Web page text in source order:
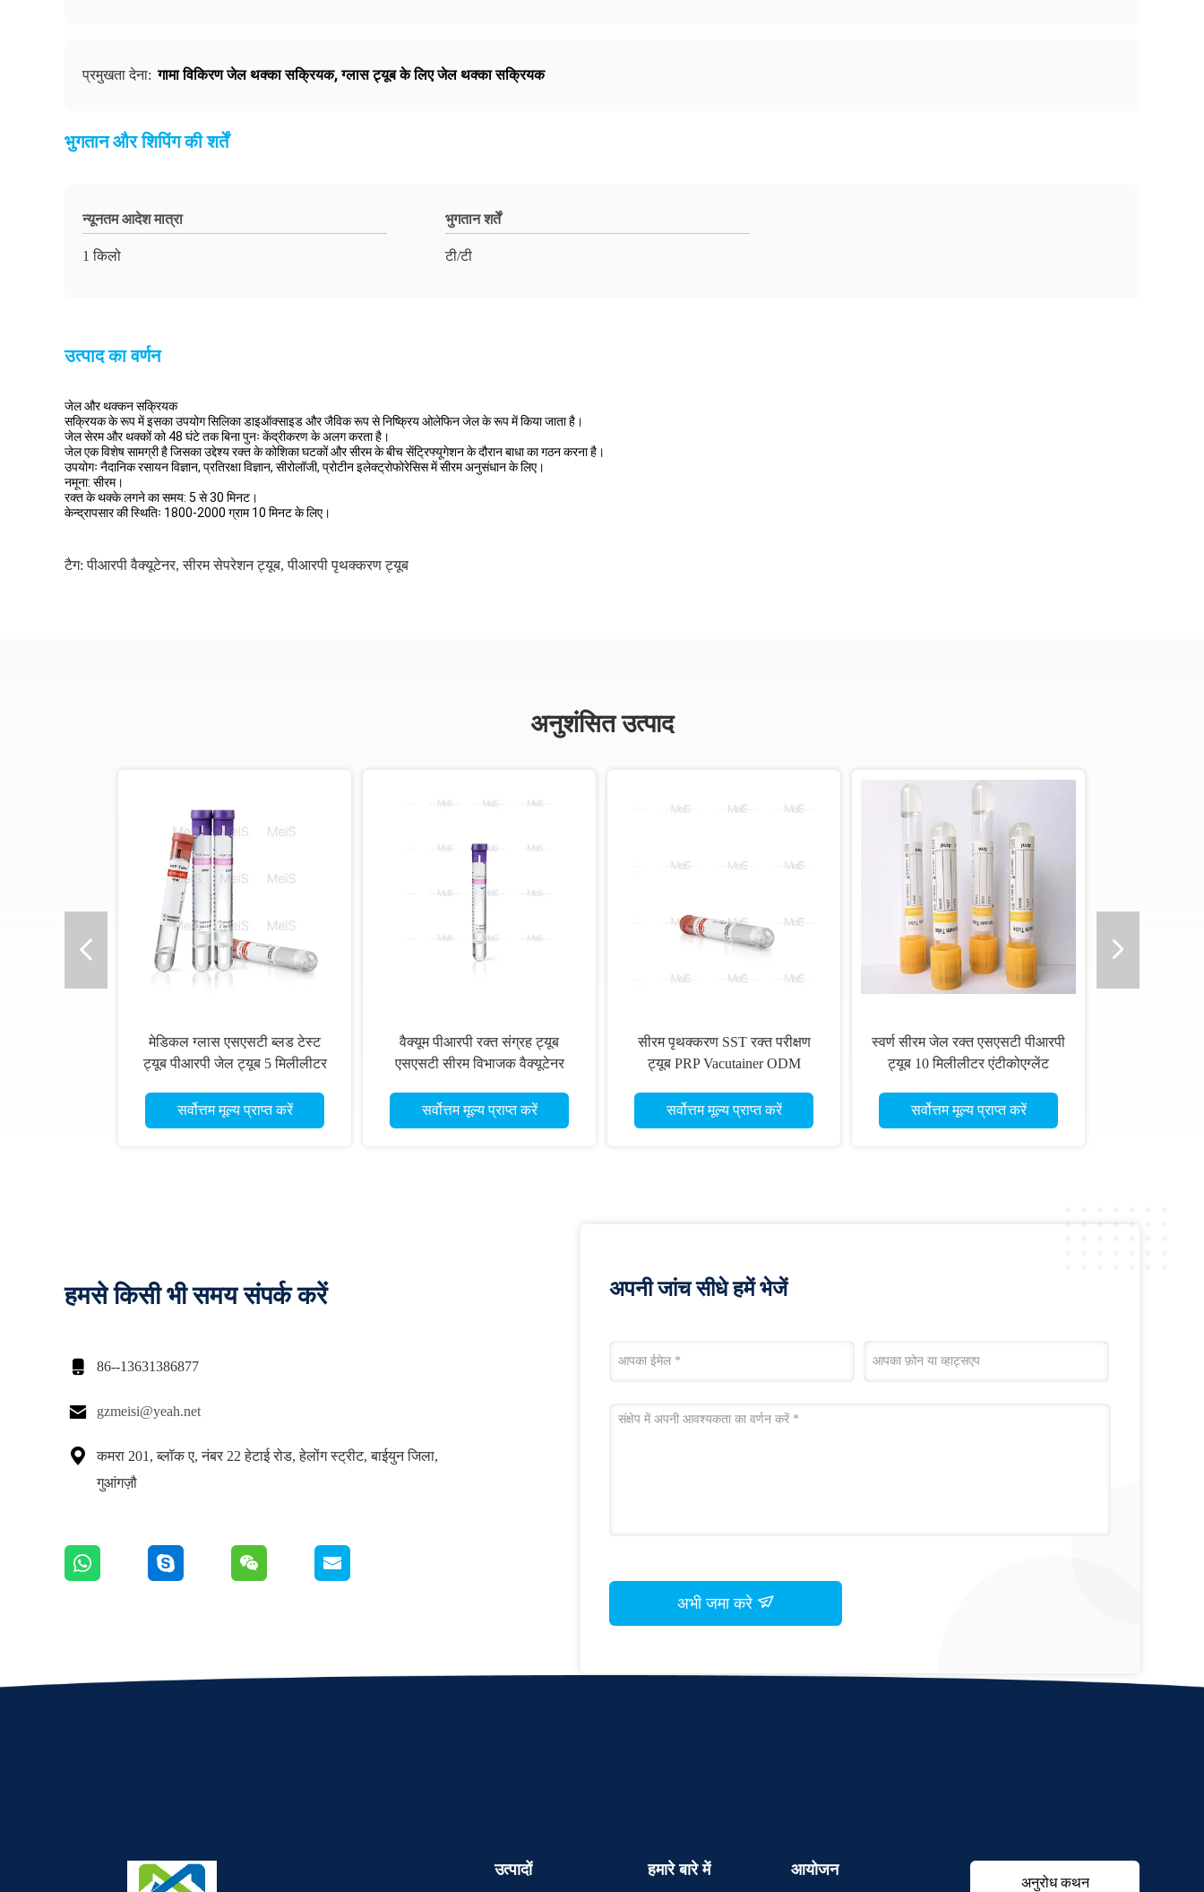
प्रमुखता देना: गामा विकिरण जेल थक्का सक्रियक,ग्लास ट्यूब के लिए जेल थक्का सक्रियक
भुगतान और शिपिंग की शर्तें
न्यूनतम आदेश मात्रा
1 किलो
भुगतान शर्तें
टी/टी
उत्पाद का वर्णन
जेल और थक्कन सक्रियक
सक्रियक के रूप में इसका उपयोग सिलिका डाइऑक्साइड और जैविक रूप से निष्क्रिय ओलेफिन जेल के रूप में किया जाता है।
जेल सेरम और थक्कों को 48 घंटे तक बिना पुनः केंद्रीकरण के अलग करता है।
जेल एक विशेष सामग्री है जिसका उद्देश्य रक्त के कोशिका घटकों और सीरम के बीच सेंट्रिफ्यूगेशन के दौरान बाधा का गठन करना है।
उपयोगः नैदानिक रसायन विज्ञान, प्रतिरक्षा विज्ञान, सीरोलॉजी, प्रोटीन इलेक्ट्रोफोरेसिस में सीरम अनुसंधान के लिए।
नमूना: सीरम।
रक्त के थक्के लगने का समय: 5 से 30 मिनट।
केन्द्रापसार की स्थितिः 1800-2000 ग्राम 10 मिनट के लिए।
टैग:पीआरपी वैक्यूटेनर, सीरम सेपरेशन ट्यूब, पीआरपी पृथक्करण ट्यूब
अनुशंसित उत्पाद
मेडिकल ग्लास एसएसटी ब्लड टेस्ट
ट्यूब पीआरपी जेल ट्यूब 5 मिलीलीटर
सर्वोत्तम मूल्य प्राप्त करें
वैक्यूम पीआरपी रक्त संग्रह ट्यूब
एसएसटी सीरम विभाजक वैक्यूटेनर
सर्वोत्तम मूल्य प्राप्त करें
सीरम पृथक्करण SST रक्त परीक्षण
ट्यूब PRP Vacutainer ODM
सर्वोत्तम मूल्य प्राप्त करें
स्वर्ण सीरम जेल रक्त एसएसटी पीआरपी
ट्यूब 10 मिलीलीटर एंटीकोएग्लेंट
सर्वोत्तम मूल्य प्राप्त करें
हमसे किसी भी समय संपर्क करें
 86--13631386877
 gzmeisi@yeah.net

कमरा 201, ब्लॉक ए, नंबर 22 हेटाई रोड, हेलोंग स्ट्रीट, बाईयुन जिला,
गुआंगज़ौ
अपनी जांच सीधे हमें भेजें
अभी जमा करे
उत्पादों हमारे बारे में आयोजन
अनुरोध कथन